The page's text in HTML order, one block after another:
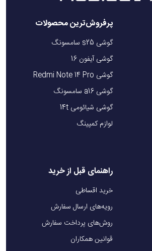
پرفروش‌ترین محصولات
گوشی s25 سامسونگ
گوشی آیفون 16
گوشی Redmi Note 14 Pro
گوشی a16 سامسونگ
گوشی شیائومی 14t
لوازم کمپینگ
راهنمای قبل از خرید
خرید اقساطی
رویه‌های ارسال سفارش
روش‌های پرداخت سفارش
قوانین همکاران